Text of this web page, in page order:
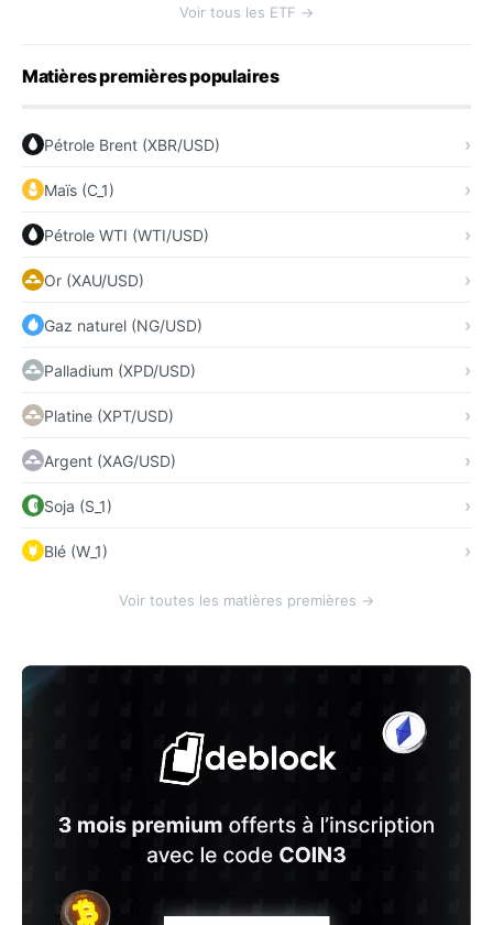
Voir tous les ETF →
Matières premières populaires
Pétrole Brent (XBR/USD)
Maïs (C_1)
Pétrole WTI (WTI/USD)
Or (XAU/USD)
Gaz naturel (NG/USD)
Palladium (XPD/USD)
Platine (XPT/USD)
Argent (XAG/USD)
Soja (S_1)
Blé (W_1)
Voir toutes les matières premières →